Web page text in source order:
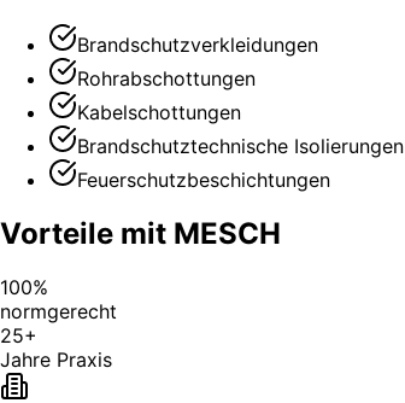
Brandschutzverkleidungen
Rohrabschottungen
Kabelschottungen
Brandschutztechnische Isolierungen
Feuerschutzbeschichtungen
Vorteile mit MESCH
100%
normgerecht
25+
Jahre Praxis